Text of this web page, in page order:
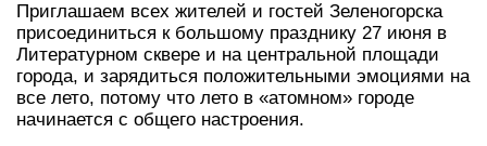
Приглашаем всех жителей и гостей Зеленогорска
присоединиться к большому празднику 27 июня в
Литературном сквере и на центральной площади
города, и зарядиться положительными эмоциями на
все лето, потому что лето в «атомном» городе
начинается с общего настроения.